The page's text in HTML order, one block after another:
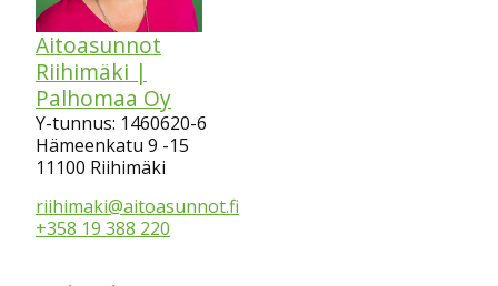
Aitoasunnot
Riihimäki |
Palhomaa Oy
Y-tunnus: 1460620-6
Hämeenkatu 9 -15
11100 Riihimäki
riihimaki@aitoasunnot.fi
+358 19 388 220